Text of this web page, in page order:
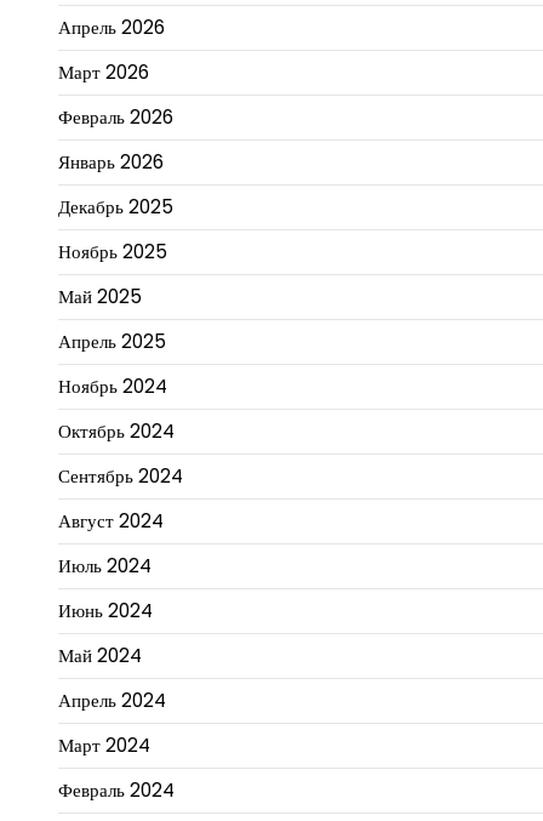
Апрель 2026
Март 2026
Февраль 2026
Январь 2026
Декабрь 2025
Ноябрь 2025
Май 2025
Апрель 2025
Ноябрь 2024
Октябрь 2024
Сентябрь 2024
Август 2024
Июль 2024
Июнь 2024
Май 2024
Апрель 2024
Март 2024
Февраль 2024